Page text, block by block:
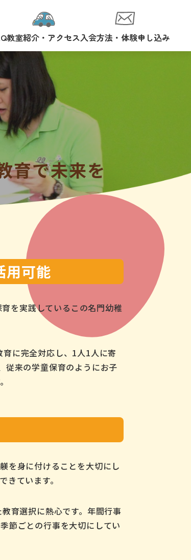
教室紹介・アクセス入会方法・体験申し込み
育で未来を
用可能
を実践しているこの名門幼稚
に完全対応し、1人1人に寄
従来の学童保育のようにお子
を身に付けることを大切にし
ています。
育選択に熱心です。年間行事
節ごとの行事を大切にしてい